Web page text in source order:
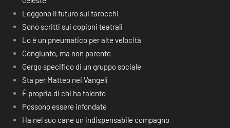
Leggono il futuro sui tarocchi
Sono scritti sui copioni teatrali
Lo è un pneumatico per alte velocità
Congiunto, ma non parente
Gergo specifico di un gruppo sociale
Sta per Matteo nei Vangeli
É propria di chi ha talento
Possono essere infondate
Ha nel suo cane un indispensabile compagno